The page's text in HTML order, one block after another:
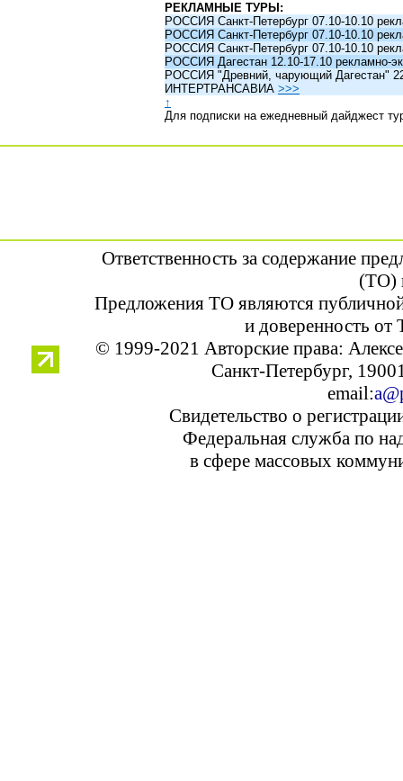
РЕКЛАМНЫЕ ТУРЫ:
РОССИЯ Санкт-Петербург 07.10-10.10
РОССИЯ Санкт-Петербург 07.10-10.10
РОССИЯ Санкт-Петербург 07.10-10.10
РОССИЯ Дагестан 12.10-17.10 рекламно-
РОССИЯ "Древний, чарующий Дагестан"
ИНТЕРТРАНСАВИА >>>
↑
Для подписки на ежедневный дайджест
Ответственность за содержание
(ТО)
Предложения ТО являются
и доверенность от
© 1999-2021 Авторские права:
Санкт-Петербург,
email:
Свидетельство о
Федеральная служба по
в сфере массовых